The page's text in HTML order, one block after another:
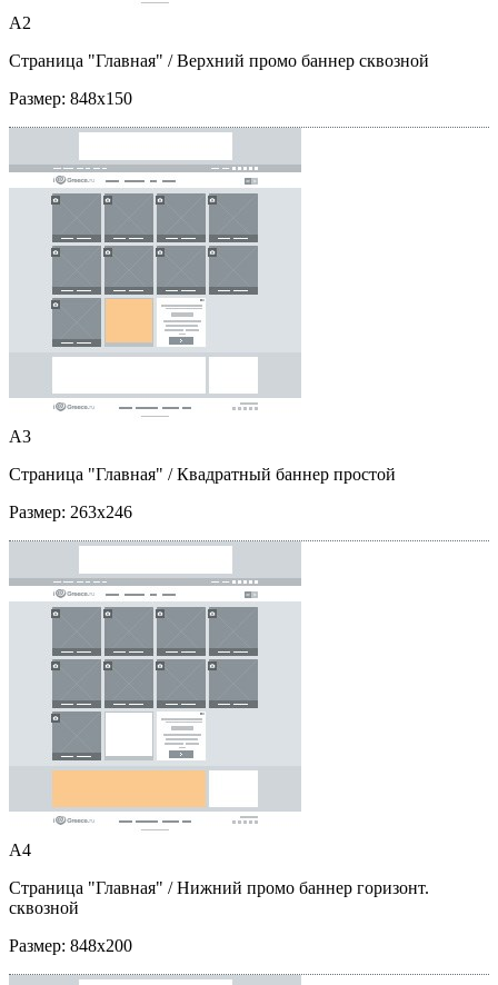
A2
Страница "Главная" / Верхний промо баннер сквозной
Размер: 848x150
A3
Страница "Главная" / Квадратный баннер простой
Размер: 263x246
A4
Страница "Главная" / Нижний промо баннер горизонт.
сквозной
Размер: 848x200